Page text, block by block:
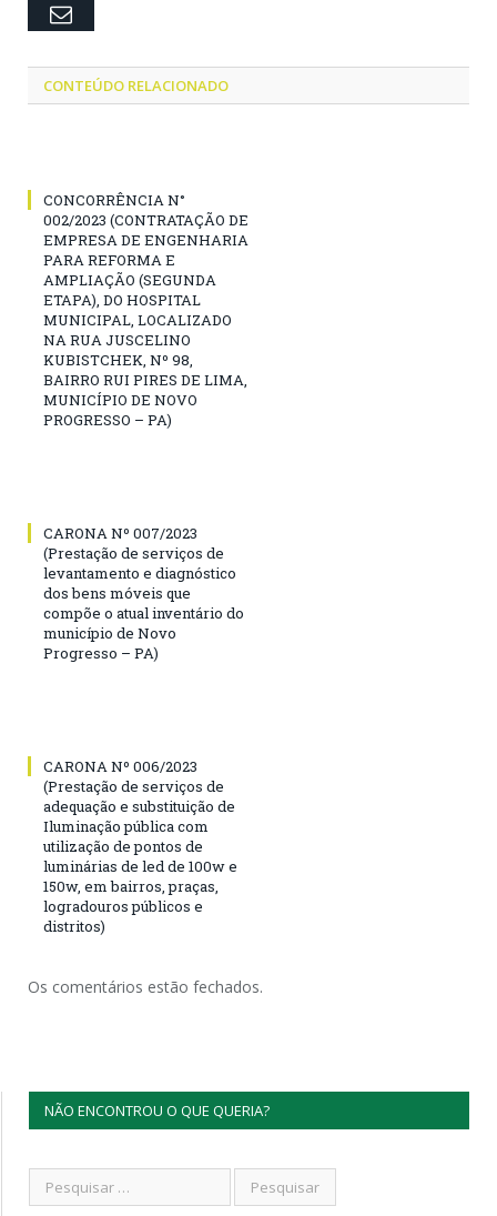
Email
CONTEÚDO RELACIONADO
CONCORRÊNCIA N°
002/2023 (CONTRATAÇÃO DE
EMPRESA DE ENGENHARIA
PARA REFORMA E
AMPLIAÇÃO (SEGUNDA
ETAPA), DO HOSPITAL
MUNICIPAL, LOCALIZADO
NA RUA JUSCELINO
KUBISTCHEK, Nº 98,
BAIRRO RUI PIRES DE LIMA,
MUNICÍPIO DE NOVO
PROGRESSO – PA)
CARONA Nº 007/2023
(Prestação de serviços de
levantamento e diagnóstico
dos bens móveis que
compõe o atual inventário do
município de Novo
Progresso – PA)
CARONA Nº 006/2023
(Prestação de serviços de
adequação e substituição de
Iluminação pública com
utilização de pontos de
luminárias de led de 100w e
150w, em bairros, praças,
logradouros públicos e
distritos)
Os comentários estão fechados.
NÃO ENCONTROU O QUE QUERIA?